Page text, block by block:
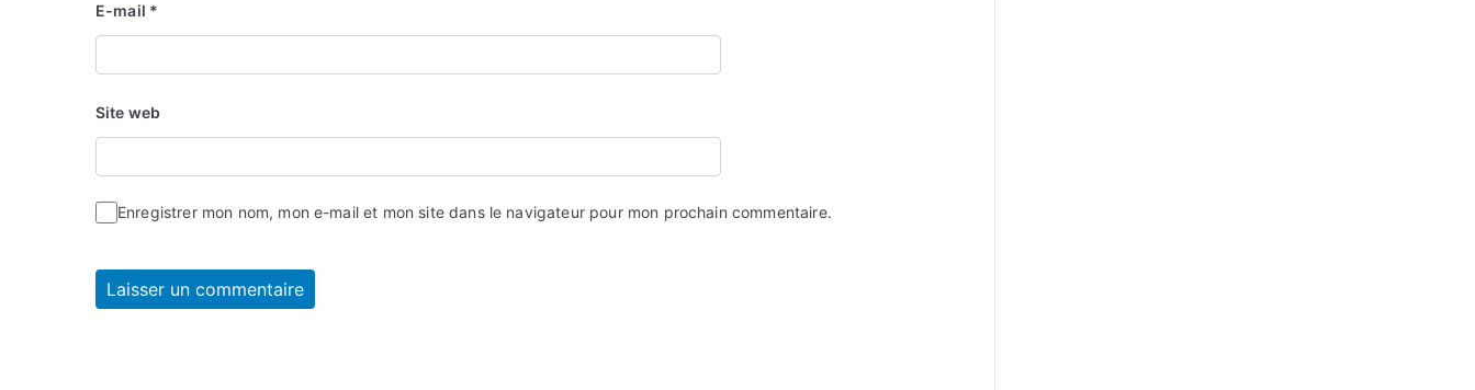
E-mail *
Site web
Enregistrer mon nom, mon e-mail et mon site dans le navigateur pour mon prochain commentaire.